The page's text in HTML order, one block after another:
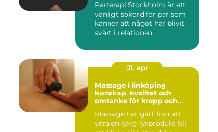
Parterapi Stockholm är ett
vanligt sökord för par som
känner att något har blivit
svårt i relationen...
01. apr
Massage i linköping
kunskap, kvalitet och
omtanke för kropp och
Massage har gått från att
vara en lyxig lyxprodukt till